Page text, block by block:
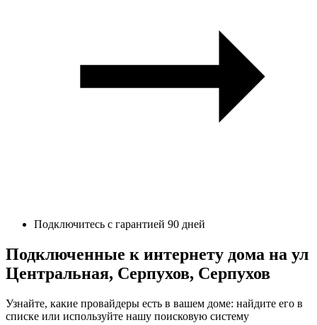
Подключитесь с гарантией 90 дней
Подключенные к интернету дома на ул
Центральная, Серпухов, Серпухов
Узнайте, какие провайдеры есть в вашем доме: найдите его в
списке или используйте нашу поисковую систему